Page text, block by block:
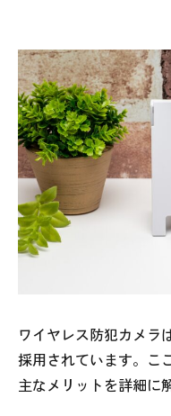
ワイヤレス防犯カメラ
採用されています。こ
主なメリットを詳細に